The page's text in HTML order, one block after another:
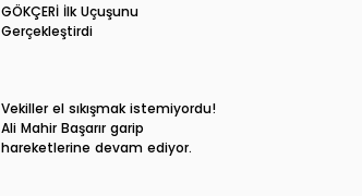
GÖKÇERİ İlk Uçuşunu
Gerçekleştirdi
Vekiller el sıkışmak istemiyordu!
Ali Mahir Başarır garip
hareketlerine devam ediyor.